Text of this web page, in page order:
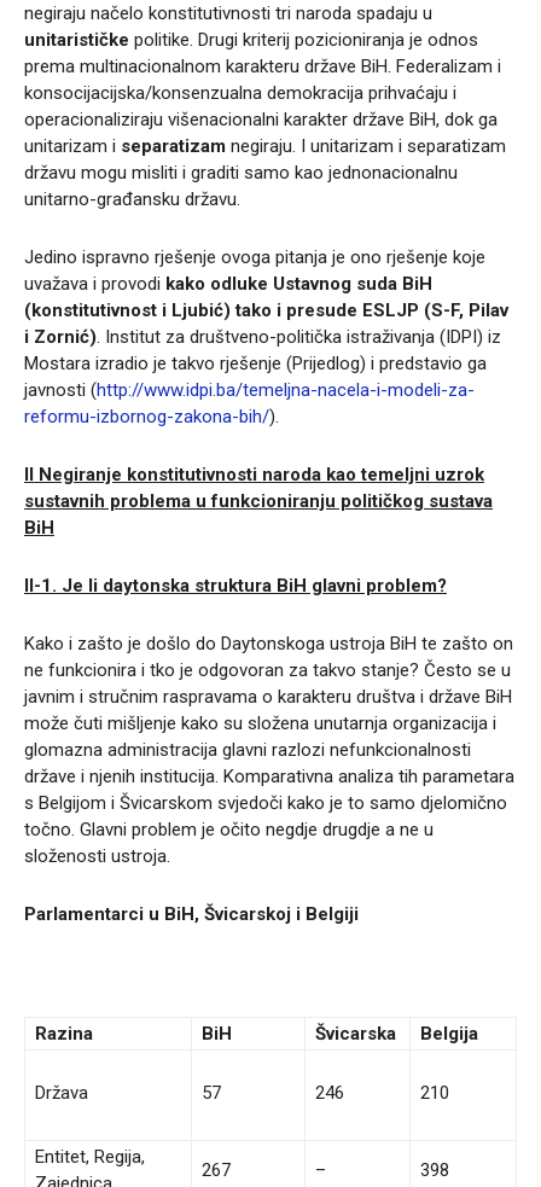
negiraju načelo konstitutivnosti tri naroda spadaju u
unitarističke politike. Drugi kriterij pozicioniranja je odnos
prema multinacionalnom karakteru države BiH. Federalizam i
konsocijacijska/konsenzualna demokracija prihvaćaju i
operacionaliziraju višenacionalni karakter države BiH, dok ga
unitarizam i separatizam negiraju. I unitarizam i separatizam
državu mogu misliti i graditi samo kao jednonacionalnu
unitarno-građansku državu.
Jedino ispravno rješenje ovoga pitanja je ono rješenje koje
uvažava i provodi kako odluke Ustavnog suda BiH
(konstitutivnost i Ljubić) tako i presude ESLJP (S-F, Pilav
i Zornić). Institut za društveno-politička istraživanja (IDPI) iz
Mostara izradio je takvo rješenje (Prijedlog) i predstavio ga
javnosti (http://www.idpi.ba/temeljna-nacela-i-modeli-za-
reformu-izbornog-zakona-bih/).
II Negiranje konstitutivnosti naroda kao temeljni uzrok
sustavnih problema u funkcioniranju političkog sustava
BiH
II-1. Je li daytonska struktura BiH glavni problem?
Kako i zašto je došlo do Daytonskoga ustroja BiH te zašto on
ne funkcionira i tko je odgovoran za takvo stanje? Često se u
javnim i stručnim raspravama o karakteru društva i države BiH
može čuti mišljenje kako su složena unutarnja organizacija i
glomazna administracija glavni razlozi nefunkcionalnosti
države i njenih institucija. Komparativna analiza tih parametara
s Belgijom i Švicarskom svjedoči kako je to samo djelomično
točno. Glavni problem je očito negdje drugdje a ne u
složenosti ustroja.
Parlamentarci u BiH, Švicarskoj i Belgiji
Razina BiH Švicarska Belgija
Država 57 246 210
Entitet, Regija,
267 – 398